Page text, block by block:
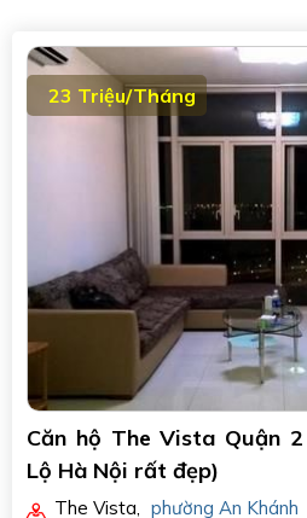
23 Triệu/Tháng
Căn hộ The Vista Quận
Lộ Hà Nội rất đẹp)
The Vista, phường An Khánh